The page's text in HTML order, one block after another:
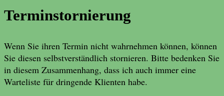
Terminstornierung
Wenn Sie ihren Termin nicht wahrnehmen können, können
Sie diesen selbstverständlich stornieren. Bitte bedenken Sie
in diesem Zusammenhang, dass ich auch immer eine
Warteliste für dringende Klienten habe.